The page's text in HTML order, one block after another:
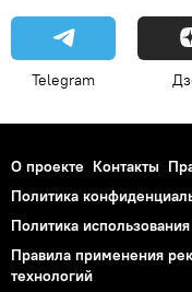
Telegram
О проекте Контакты
Политика
Политика
Правила применения
технологий